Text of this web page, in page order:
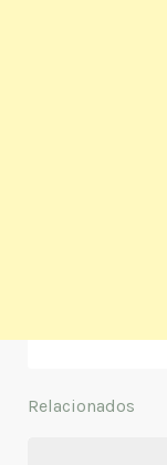
Relacionados